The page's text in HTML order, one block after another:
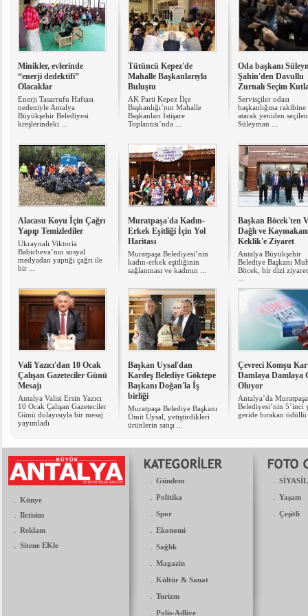
Minikler, evlerinde
“enerji dedektifi”
Olacaklar
Enerji Tasarrufu Haftası
nedeniyle Antalya
Büyükşehir Belediyesi
kreşlerindeki ...
Tütüncü Kepez'de
Mahalle Başkanlarıyla
Buluştu
AK Parti Kepez İlçe
Başkanlığı’nın Mahalle
Başkanları İstişare
Toplantısı’nda ...
Oda başkanı
Şahin'den Davullu
Zurnalı Seçim
Servisçiler odası
başkanlığına
atarak yeniden seçilen
Süleyman ...
Alacasu Koyu İçin Çağrı
Yapıp Temizlediler
Ukraynalı Viktoria
Babicheva’nın sosyal
medyadan yaptığı çağrı ile
bir ...
Muratpaşa'da Kadın-
Erkek Eşitliği İçin Yol
Haritası
Muratpaşa Belediyesi’nin
kadın-erkek eşitliğinin
sağlanması ve kadının ...
Başkan Böcek'ten
Dağlı ve
Keklik'e Ziyaret
Antalya Büyükşehir
Belediye Başkanı
Böcek, bir dizi
Vali Yazıcı'dan 10 Ocak
Çalışan Gazeteciler Günü
Mesajı
Antalya Valisi Ersin Yazıcı
10 Ocak Çalışan Gazeteciler
Günü dolayısıyla bir mesaj
yayımladı
Başkan Uysal'dan
Kardeş Belediye Göktepe
Başkanı Doğan'la İş
birliği
Muratpaşa Belediye Başkanı
Ümit Uysal, yetiştirdikleri
ürünlerin satışı ...
Çevreci Komşu
Damlaya Damlaya
Oluyor
Antalya’da Muratpaşa
Belediyesi’nin 5’inci
geride bırakan
. Künye
. Iletisim
. Reklam
. Sitene EKle
. Gündem
. Politika
. Spor
. Ekonomi
. Sağlık
. Magazin
. Kültür & Sanat
. Turizm
. Polis-Adliye
.
. Yaşam
. Çeşitli